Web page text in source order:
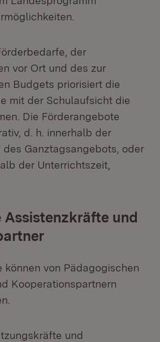
der
vor Ort und des zur
Budgets priorisiert die
mit der Schulaufsicht die
Die Förderangebote
d. h. innerhalb der
Ganztagsangebots, oder
der Unterrichtszeit,
Assistenzkräfte und
können von Pädagogischen
Kooperationspartnern
und